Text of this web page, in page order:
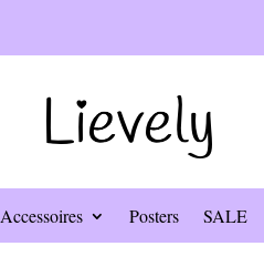
Accessoires Posters SALE